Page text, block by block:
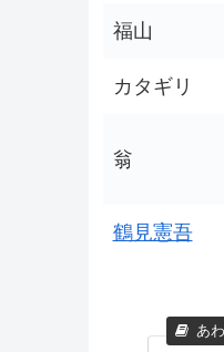
福山
カタギリ
翁
鶴見憲吾